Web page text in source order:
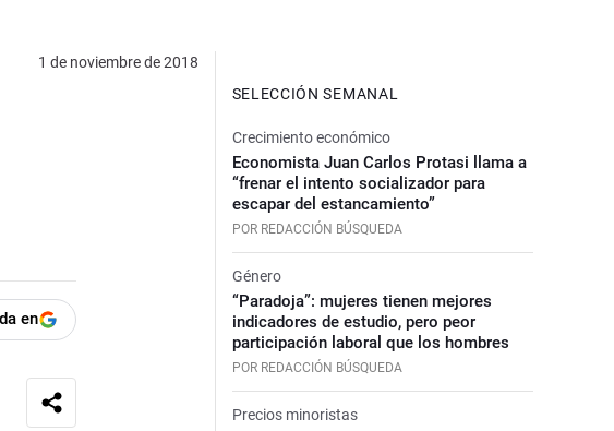
1 de noviembre de 2018
en
SELECCIÓN SEMANAL
Crecimiento económico
Economista Juan Carlos Protasi llama a
“frenar el intento socializador para
escapar del estancamiento”
POR REDACCIÓN BÚSQUEDA
Género
“Paradoja”: mujeres tienen mejores
indicadores de estudio, pero peor
participación laboral que los hombres
POR REDACCIÓN BÚSQUEDA
Precios minoristas